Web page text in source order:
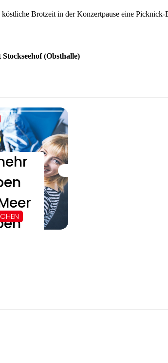
Brotzeit in der Konzertpause eine
(Obsthalle)